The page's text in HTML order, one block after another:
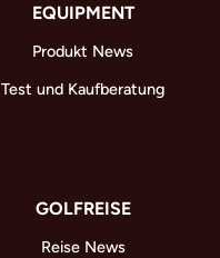
EQUIPMENT
Produkt News
Test und Kaufberatung
GOLFREISE
Reise News